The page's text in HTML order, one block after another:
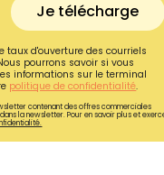
Je télécharge
taux d'ouverture des courriels
pourrons savoir si vous
informations sur le terminal
politique de confidentialité.
contenant des offres commerciales
la newsletter. Pour en savoir plus et
meilleures
anti-